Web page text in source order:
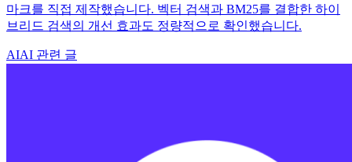
마크를 직접 제작했습니다. 벡터 검색과 BM25를 결합한 하이
브리드 검색의 개선 효과도 정량적으로 확인했습니다.
AIAI 관련 글